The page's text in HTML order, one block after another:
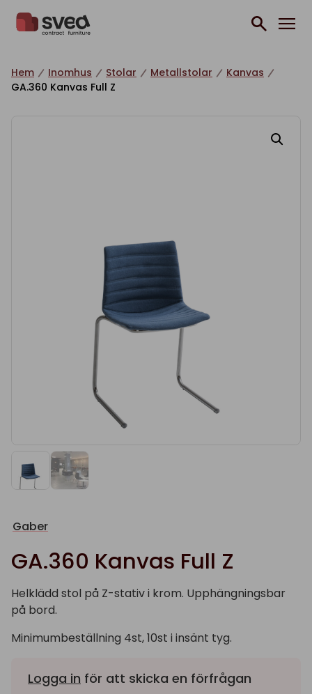
Hem Inomhus Stolar Metallstolar
Kanvas
GA.360 Kanvas Full Z
Gaber
GA.360 Kanvas Full Z
Helklädd stol på Z-stativ i krom. Upphängningsbar
på bord.
Minimumbeställning 4st, 10st i insänt tyg.
Logga in för att skicka en förfrågan